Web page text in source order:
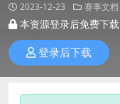
2023-12-23 赛事文档
本资源登录后免费下载
登录后下载